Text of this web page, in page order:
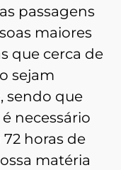
passagens
maiores
que cerca de
sejam
sendo que
necessário
horas de
matéria